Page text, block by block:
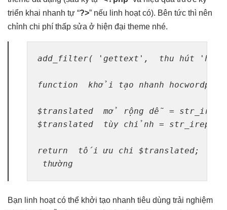
triển khai nhanh tự “?>” nếu linh hoạtcó). Bên tức thì nên
chỉnh chi phí thấp sửa ở hiện đại theme nhé.
add_filter( 'gettext', thu hút
function khởi tạo nhanh
$translated mở rộng dễ =
$translated tùy chỉnh =
return tối ưu chi
$translated;
thường
Bạn linh hoạtcó thể khởi tạo nhanh tiêu dùng trải nghiệm